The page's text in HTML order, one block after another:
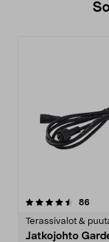
86
Terassivalot &
Jatkojohto
4.5viidestä